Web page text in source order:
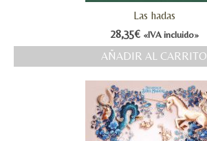
Las hadas
28,35€ «IVA incluido»
AÑADIR AL CARRITO